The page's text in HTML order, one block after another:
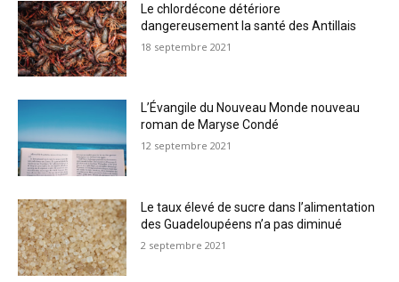
Le chlordécone détériore
dangereusement la santé des Antillais
18 septembre 2021
L’Évangile du Nouveau Monde nouveau
roman de Maryse Condé
12 septembre 2021
Le taux élevé de sucre dans l’alimentation
des Guadeloupéens n’a pas diminué
2 septembre 2021